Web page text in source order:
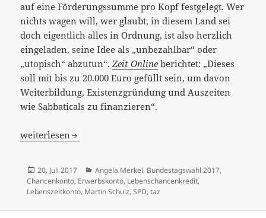
auf eine Förderungssumme pro Kopf festgelegt. Wer
nichts wagen will, wer glaubt, in diesem Land sei
doch eigentlich alles in Ordnung, ist also herzlich
eingeladen, seine Idee als „unbezahlbar“ oder
„utopisch“ abzutun“.Zeit Online berichtet: „Dieses
soll mit bis zu 20.000 Euro gefüllt sein, um davon
Weiterbildung, Existenzgründung und Auszeiten
wie Sabbaticals zu finanzieren“.
„Sowas wie Grundeinkommen light“ – oder wer
weiterlesen
Veröffentlicht
am
20. Juli 2017 Kategorien
Angela Merkel, Bundestagswahl 2017,
Chancenkonto, Erwerbskonto, Lebenschancenkredit,
Lebenszeitkonto, Martin Schulz, SPD, taz